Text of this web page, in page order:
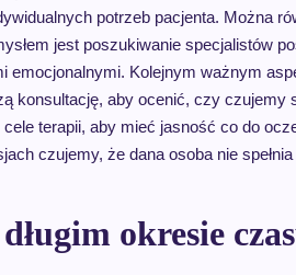
potrzeb pacjenta. Można
jest poszukiwanie specjalistów
Kolejnym ważnym
konsultację, aby ocenić, czy czujemy
terapii, aby mieć jasność co do
czujemy, że dana osoba nie
okresie